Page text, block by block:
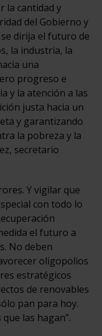
la cantidad y
del Gobierno y
dirija el futuro de
la industria, la
una
progreso e
y la atención a las
justa hacia un
y garantizando
la pobreza y la
secretario
Y vigilar que
con todo lo
el futuro a
No deben
oligopolios
estratégicos
de renovables
pan para hoy.
las hagan”.